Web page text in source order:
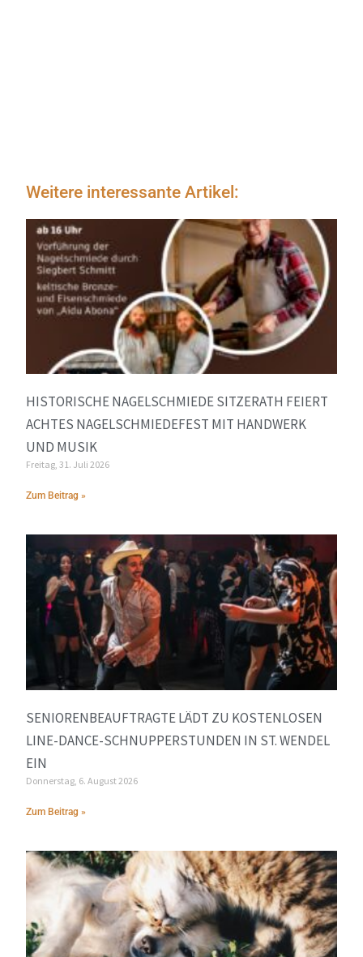
Weitere interessante Artikel:
HISTORISCHE NAGELSCHMIEDE SITZERATH FEIERT
ACHTES NAGELSCHMIEDEFEST MIT HANDWERK
UND MUSIK
Freitag, 31. Juli 2026
Zum Beitrag »
SENIORENBEAUFTRAGTE LÄDT ZU KOSTENLOSEN
LINE-DANCE-SCHNUPPERSTUNDEN IN ST. WENDEL
EIN
Donnerstag, 6. August 2026
Zum Beitrag »